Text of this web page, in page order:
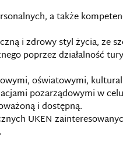
a także
i zdrowy styl życia, ze
poprzez działalność
oświatowymi,
pozarządowymi w
i dostępną.
UKEN